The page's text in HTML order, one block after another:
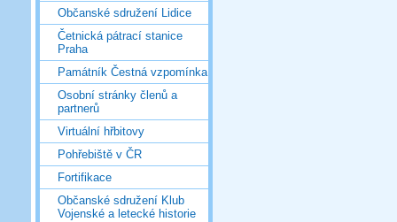
Občanské sdružení Lidice
Četnická pátrací stanice
Praha
Památník Čestná vzpomínka
Osobní stránky členů a
partnerů
Virtuální hřbitovy
Pohřebiště v ČR
Fortifikace
Občanské sdružení Klub
Vojenské a letecké historie